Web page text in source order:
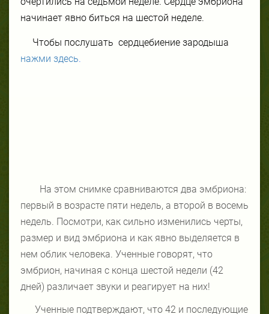
начинает явно биться на шестой неделе.
Чтобы послушать сердцебиение зародыша
нажми здесь.
На этом снимке сравниваются два эмбриона:
первый в возрасте пяти недель, а второй в восемь
недель. Посмотри, как сильно изменились черты,
размер и вид эмбриона и как явно выделяется в
нем облик человека. Ученные говорят, что
эмбрион, начиная с конца шестой недели (42
дней) различает звуки и реагирует на них!
Ученные подтверждают, что 42 и последующие